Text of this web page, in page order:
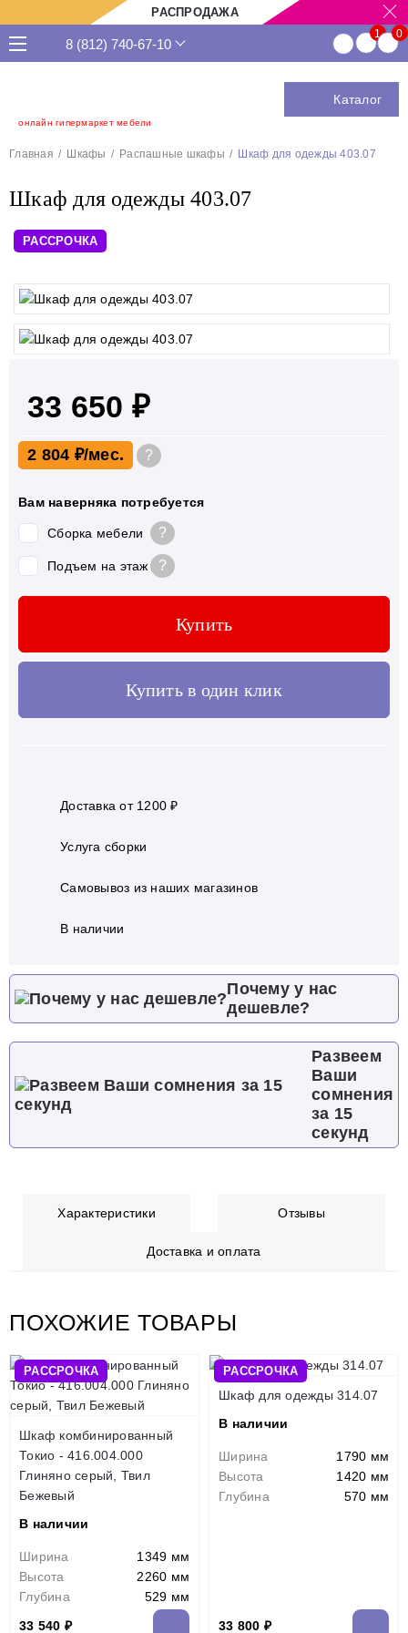
РАСПРОДАЖА
онлайн гипермаркет мебели
8 (812) 740-67-10
Каталог
Главная Шкафы Распашные шкафы Шкаф для одежды 403.07
Шкаф для одежды 403.07
РАССРОЧКА
33 650 ₽
2 804 ₽ ?
Вам наверняка потребуется
Сборка мебели ?
Подъем на этаж ?
Купить
Купить в один клик
Доставка от 1200 ₽
Услуга сборки
Самовывоз из наших магазинов
В наличии
Почему у нас
дешевле?
Развеем
Ваши
сомнения
за 15
секунд
Характеристики Отзывы
Доставка и оплата
ПОХОЖИЕ ТОВАРЫ
РАССРОЧКА
Шкаф комбинированный
Токио - 416.004.000
Глиняно серый, Твил
Бежевый
В наличии
Ширина
1349 мм
Высота
2260 мм
Глубина
529 мм
33 540 ₽
РАССРОЧКА
Шкаф для одежды 314.07
В наличии
Ширина
1790 мм
Высота
1420 мм
Глубина
570 мм
33 800 ₽